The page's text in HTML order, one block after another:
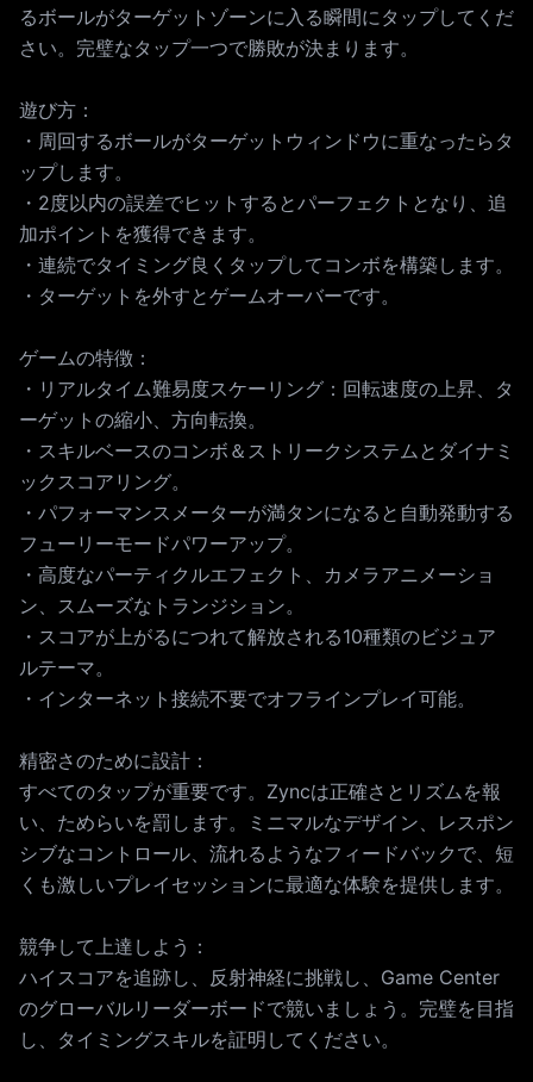
るボールがターゲットゾーンに入る瞬間にタップしてくだ
さい。完璧なタップ一つで勝敗が決まります。
遊び方：
・周回するボールがターゲットウィンドウに重なったらタ
ップします。
・2度以内の誤差でヒットするとパーフェクトとなり、追
加ポイントを獲得できます。
・連続でタイミング良くタップしてコンボを構築します。
・ターゲットを外すとゲームオーバーです。
ゲームの特徴：
・リアルタイム難易度スケーリング：回転速度の上昇、タ
ーゲットの縮小、方向転換。
・スキルベースのコンボ＆ストリークシステムとダイナミ
ックスコアリング。
・パフォーマンスメーターが満タンになると自動発動する
フューリーモードパワーアップ。
・高度なパーティクルエフェクト、カメラアニメーショ
ン、スムーズなトランジション。
・スコアが上がるにつれて解放される10種類のビジュア
ルテーマ。
・インターネット接続不要でオフラインプレイ可能。
精密さのために設計：
すべてのタップが重要です。Zyncは正確さとリズムを報
い、ためらいを罰します。ミニマルなデザイン、レスポン
シブなコントロール、流れるようなフィードバックで、短
くも激しいプレイセッションに最適な体験を提供します。
競争して上達しよう：
ハイスコアを追跡し、反射神経に挑戦し、Game Center
のグローバルリーダーボードで競いましょう。完璧を目指
し、タイミングスキルを証明してください。